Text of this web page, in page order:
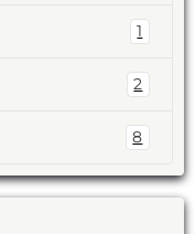
1
2
8